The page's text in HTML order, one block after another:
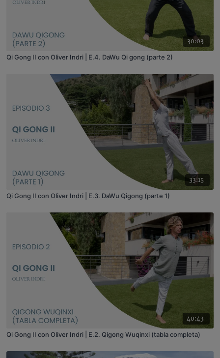
30:03
Qi Gong II con Oliver Indri | E.4. DaWu Qi gong (parte 2)
33:15
Qi Gong II con Oliver Indri | E.3. DaWu Qigong (parte 1)
40:43
Qi Gong II con Oliver Indri | E.2. Qigong Wuqinxi (tabla completa)